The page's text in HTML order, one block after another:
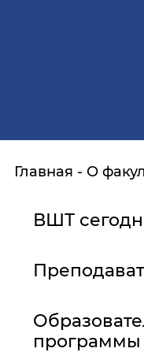
Главная О
ВШТ
программы